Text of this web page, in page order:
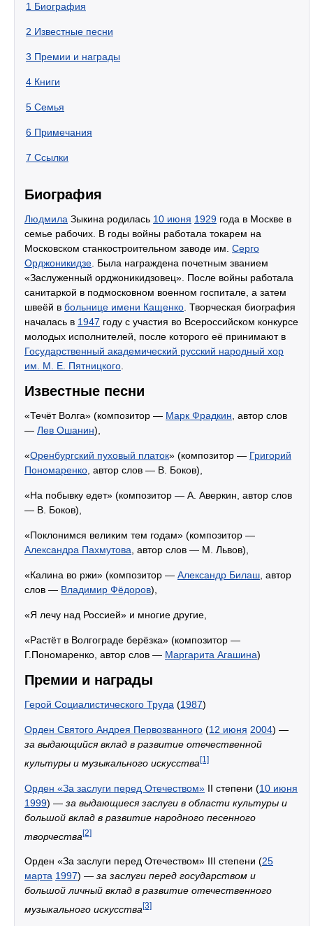
1 Биография
2 Известные песни
3 Премии и награды
4 Книги
5 Семья
6 Примечания
7 Ссылки
Биография
Людмила Зыкина родилась 10 июня 1929 года в Москве в
семье рабочих. В годы войны работала токарем на
Московском станкостроительном заводе им. Серго
Орджоникидзе . Была награждена почетным званием
«Заслуженный орджоникидзовец». После войны работала
санитаркой в подмосковном военном госпитале, а затем
швеёй в больнице имени Кащенко . Творческая биография
началась в 1947 году с участия во Всероссийском конкурсе
молодых исполнителей, после которого её принимают в
Государственный академический русский народный хор
им. М. Е. Пятницкого
Известные песни
«Течёт Волга» (композитор — Марк Фрадкин , автор слов
— Лев Ошанин),
«Оренбургский пуховый платок» (композитор — Григорий
Пономаренко , автор слов — В. Боков),
«На побывку едет» (композитор — А. Аверкин, автор слов
— В. Боков),
«Поклонимся великим тем годам» (композитор —
Александра Пахмутова , автор слов — М. Львов),
«Калина во ржи» (композитор — Александр Билаш , автор
слов — Владимир Фёдоров),
«Я лечу над Россией» и многие другие,
«Растёт в Волгограде берёзка» (композитор —
Г.Пономаренко, автор слов — Маргарита Агашина)
Премии и награды
Герой Социалистического Труда (1987)
Орден Святого Андрея Первозванного (12 июня 2004) —
за выдающийся вклад в развитие отечественной
культуры и музыкального искусства[1]
Орден «За заслуги перед Отечеством» II степени (10 июня
1999) — за выдающиеся заслуги в области культуры и
большой вклад в развитие народного песенного
творчества[2]
Орден «За заслуги перед Отечеством» III степени (25
марта 1997) — за заслуги перед государством и
большой личный вклад в развитие отечественного
музыкального искусства [3]